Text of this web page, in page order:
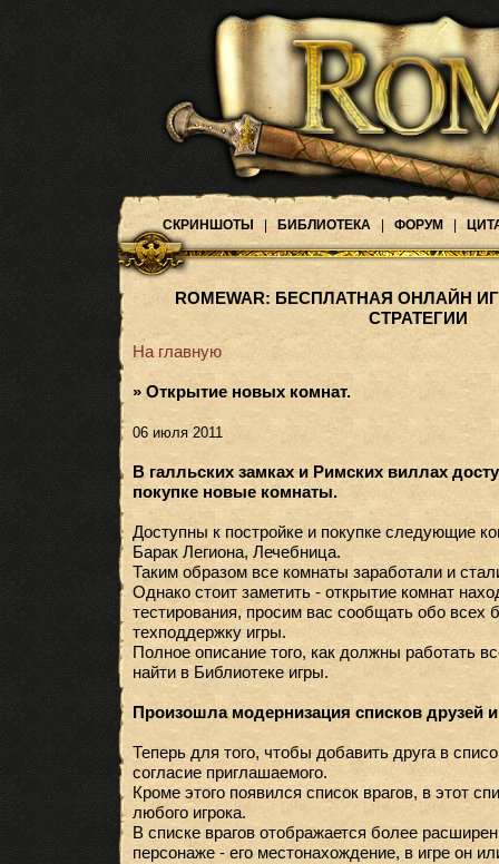
СКРИНШОТЫ БИБЛИОТЕКА ФОРУМ
ROMEWAR: БЕСПЛАТНАЯ ОНЛАЙН
СТРАТЕГИИ
На главную
» Открытие новых комнат.
06 июля 2011
В галльских замках и Римских виллах
покупке новые комнаты.
Доступны к постройке и покупке следующие
Барак Легиона, Лечебница.
Таким образом все комнаты заработали и
Однако стоит заметить - открытие комнат
тестирования, просим вас сообщать обо всех
техподдержку игры.
Полное описание того, как должны работать
найти в Библиотеке игры.
Произошла модернизация списков друзей и
Теперь для того, чтобы добавить друга в
согласие приглашаемого.
Кроме этого появился список врагов, в этот
любого игрока.
В списке врагов отображается более
персонаже - его местонахождение, в игре он